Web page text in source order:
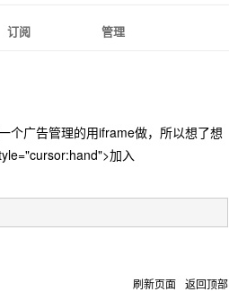
订阅 管理
个广告管理的用iframe做，所以想了想
加入
刷新页面 返回顶部